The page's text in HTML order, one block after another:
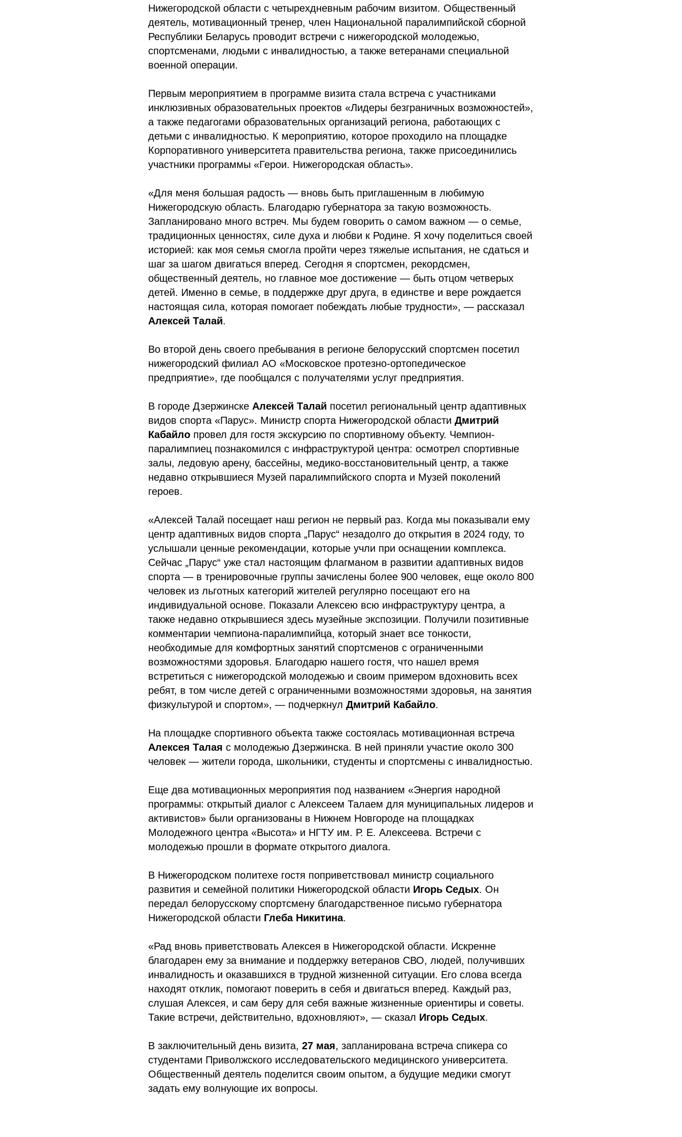
Нижегородской области с четырехдневным рабочим визитом. Общественный
деятель, мотивационный тренер, член Национальной паралимпийской сборной
Республики Беларусь проводит встречи с нижегородской молодежью,
спортсменами, людьми с инвалидностью, а также ветеранами специальной
военной операции.
Первым мероприятием в программе визита стала встреча с участниками
инклюзивных образовательных проектов «Лидеры безграничных возможностей»,
а также педагогами образовательных организаций региона, работающих с
детьми с инвалидностью. К мероприятию, которое проходило на площадке
Корпоративного университета правительства региона, также присоединились
участники программы «Герои. Нижегородская область».
«Для меня большая радость — вновь быть приглашенным в любимую
Нижегородскую область. Благодарю губернатора за такую возможность.
Запланировано много встреч. Мы будем говорить о самом важном — о семье,
традиционных ценностях, силе духа и любви к Родине. Я хочу поделиться своей
историей: как моя семья смогла пройти через тяжелые испытания, не сдаться и
шаг за шагом двигаться вперед. Сегодня я спортсмен, рекордсмен,
общественный деятель, но главное мое достижение — быть отцом четверых
детей. Именно в семье, в поддержке друг друга, в единстве и вере рождается
настоящая сила, которая помогает побеждать любые трудности», — рассказал
Алексей Талай.
Во второй день своего пребывания в регионе белорусский спортсмен посетил
нижегородский филиал АО «Московское протезно-ортопедическое
предприятие», где пообщался с получателями услуг предприятия.
В городе Дзержинске Алексей Талай посетил региональный центр адаптивных
видов спорта «Парус». Министр спорта Нижегородской области Дмитрий
Кабайло провел для гостя экскурсию по спортивному объекту. Чемпион-
паралимпиец познакомился с инфраструктурой центра: осмотрел спортивные
залы, ледовую арену, бассейны, медико-восстановительный центр, а также
недавно открывшиеся Музей паралимпийского спорта и Музей поколений
героев.
«Алексей Талай посещает наш регион не первый раз. Когда мы показывали ему
центр адаптивных видов спорта „Парус“ незадолго до открытия в 2024 году, то
услышали ценные рекомендации, которые учли при оснащении комплекса.
Сейчас „Парус“ уже стал настоящим флагманом в развитии адаптивных видов
спорта — в тренировочные группы зачислены более 900 человек, еще около 800
человек из льготных категорий жителей регулярно посещают его на
индивидуальной основе. Показали Алексею всю инфраструктуру центра, а
также недавно открывшиеся здесь музейные экспозиции. Получили позитивные
комментарии чемпиона-паралимпийца, который знает все тонкости,
необходимые для комфортных занятий спортсменов с ограниченными
возможностями здоровья. Благодарю нашего гостя, что нашел время
встретиться с нижегородской молодежью и своим примером вдохновить всех
ребят, в том числе детей с ограниченными возможностями здоровья, на занятия
физкультурой и спортом», — подчеркнул Дмитрий Кабайло.
На площадке спортивного объекта также состоялась мотивационная встреча
Алексея Талая с молодежью Дзержинска. В ней приняли участие около 300
человек — жители города, школьники, студенты и спортсмены с инвалидностью.
Еще два мотивационных мероприятия под названием «Энергия народной
программы: открытый диалог с Алексеем Талаем для муниципальных лидеров и
активистов» были организованы в Нижнем Новгороде на площадках
Молодежного центра «Высота» и НГТУ им. Р. Е. Алексеева. Встречи с
молодежью прошли в формате открытого диалога.
В Нижегородском политехе гостя поприветствовал министр социального
развития и семейной политики Нижегородской области Игорь Седых. Он
передал белорусскому спортсмену благодарственное письмо губернатора
Нижегородской области Глеба Никитина.
«Рад вновь приветствовать Алексея в Нижегородской области. Искренне
благодарен ему за внимание и поддержку ветеранов СВО, людей, получивших
инвалидность и оказавшихся в трудной жизненной ситуации. Его слова всегда
находят отклик, помогают поверить в себя и двигаться вперед. Каждый раз,
слушая Алексея, и сам беру для себя важные жизненные ориентиры и советы.
Такие встречи, действительно, вдохновляют», — сказал Игорь Седых.
В заключительный день визита, 27 мая, запланирована встреча спикера со
студентами Приволжского исследовательского медицинского университета.
Общественный деятель поделится своим опытом, а будущие медики смогут
задать ему волнующие их вопросы.